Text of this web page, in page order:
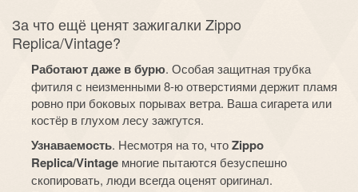
За что ещё ценят зажигалки Zippo
Replica/Vintage?
Работают даже в бурю. Особая защитная трубка
фитиля с неизменными 8-ю отверстиями держит пламя
ровно при боковых порывах ветра. Ваша сигарета или
костёр в глухом лесу зажгутся.
Узнаваемость. Несмотря на то, чтоZippo
Replica/Vintage многие пытаются безуспешно
скопировать, люди всегда оценят оригинал.